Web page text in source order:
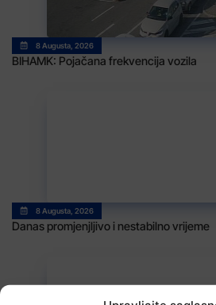
8 Augusta, 2026
BIHAMK: Pojačana frekvencija vozila
8 Augusta, 2026
Danas promjenjljivo i nestabilno vrijeme